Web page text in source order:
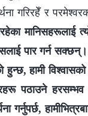
गरिरहेँ र
मानिसहरूलाई
पार गर्न
हामी विश्‍वासको
पठाउने
गर्नुपर्छ,